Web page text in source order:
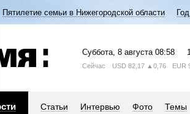
Пятилетие семьи в Нижегородской области
Суббота, 8 августа 08:58
Сейчас USD 82,17 ▲0,76 EUR
Статьи Интервью Фото Темы